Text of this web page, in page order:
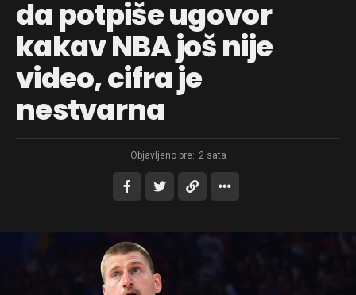
da potpiše ugovor
kakav NBA još nije
video, cifra je
nestvarna
Objavljeno pre: 2 sata